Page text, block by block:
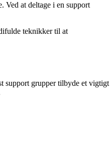
Ved at deltage i en support
teknikker til at
support grupper tilbyde et vigtigt